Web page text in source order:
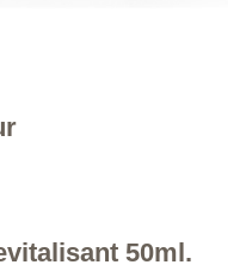
50ml.